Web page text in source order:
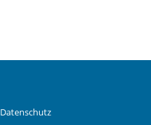
Datenschutz